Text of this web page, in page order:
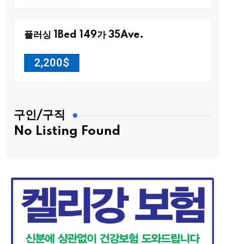
플러싱 1Bed 149가 35Ave.
2,200$
구인/구직
No Listing Found